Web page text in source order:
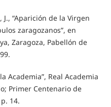
“Aparición de la Virgen
zaragozanos”, en
Zaragoza, Pabellón de
Academia”, Real Academia
Primer Centenario de
14.